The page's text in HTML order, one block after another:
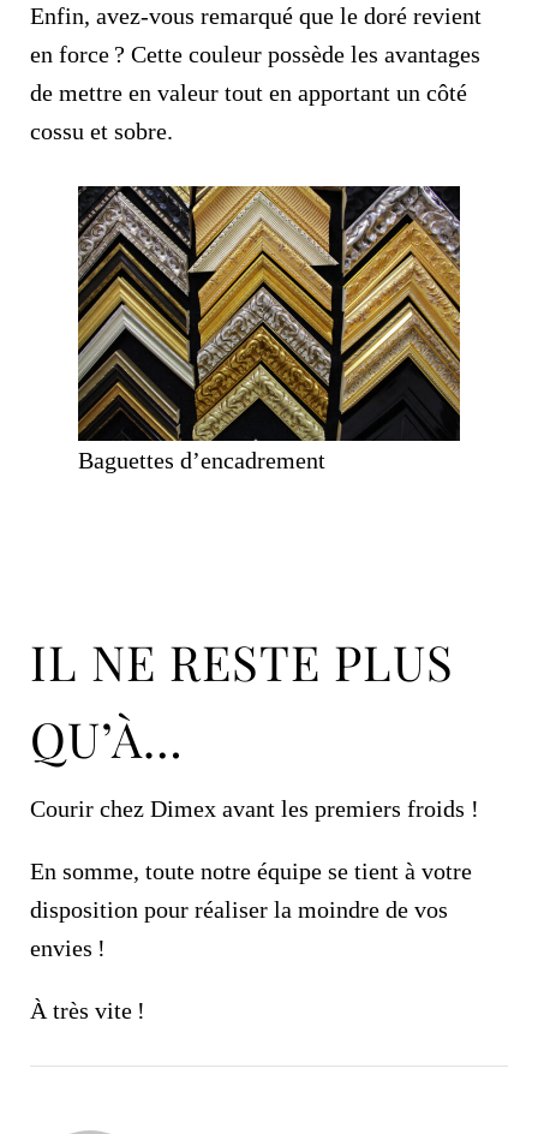
Enfin, avez-vous remarqué que le doré revient
en force ? Cette couleur possède les avantages
de mettre en valeur tout en apportant un côté
cossu et sobre.
Baguettes d’encadrement
IL NE RESTE PLUS
QU’À…
Courir chez Dimex avant les premiers froids !
En somme, toute notre équipe se tient à votre
disposition pour réaliser la moindre de vos
envies !
À très vite !